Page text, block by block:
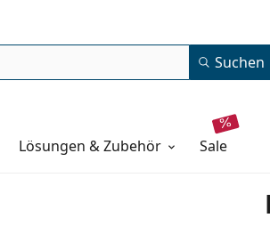
Suchen
Lösungen & Zubehör sale